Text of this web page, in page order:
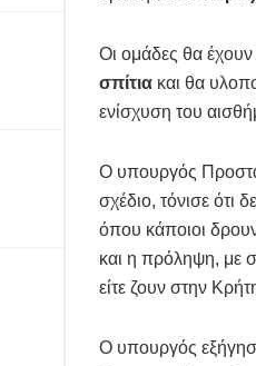
Οι ομάδες θα έχουν
σπίτια και θα
ενίσχυση του
Ο υπουργός
σχέδιο, τόνισε ότι
όπου κάποιοι
και η πρόληψη, με
είτε ζουν στην
Ο υπουργός εξήγησε